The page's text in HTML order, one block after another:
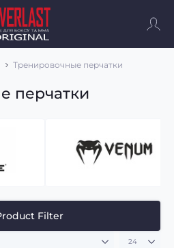
Тренировочные перчатки
перчатки
Filter